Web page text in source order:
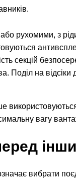
або рухомими, з
секцій
Поділ на
вагу
вибрати